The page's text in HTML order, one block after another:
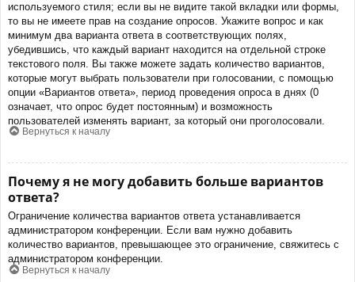
используемого стиля; если вы не видите такой вкладки или формы,
то вы не имеете прав на создание опросов. Укажите вопрос и как
минимум два варианта ответа в соответствующих полях,
убедившись, что каждый вариант находится на отдельной строке
текстового поля. Вы также можете задать количество вариантов,
которые могут выбрать пользователи при голосовании, с помощью
опции «Вариантов ответа», период проведения опроса в днях (0
означает, что опрос будет постоянным) и возможность
пользователей изменять вариант, за который они проголосовали.
Вернуться к началу
Почему я не могу добавить больше вариантов
ответа?
Ограничение количества вариантов ответа устанавливается
администратором конференции. Если вам нужно добавить
количество вариантов, превышающее это ограничение, свяжитесь с
администратором конференции.
Вернуться к началу